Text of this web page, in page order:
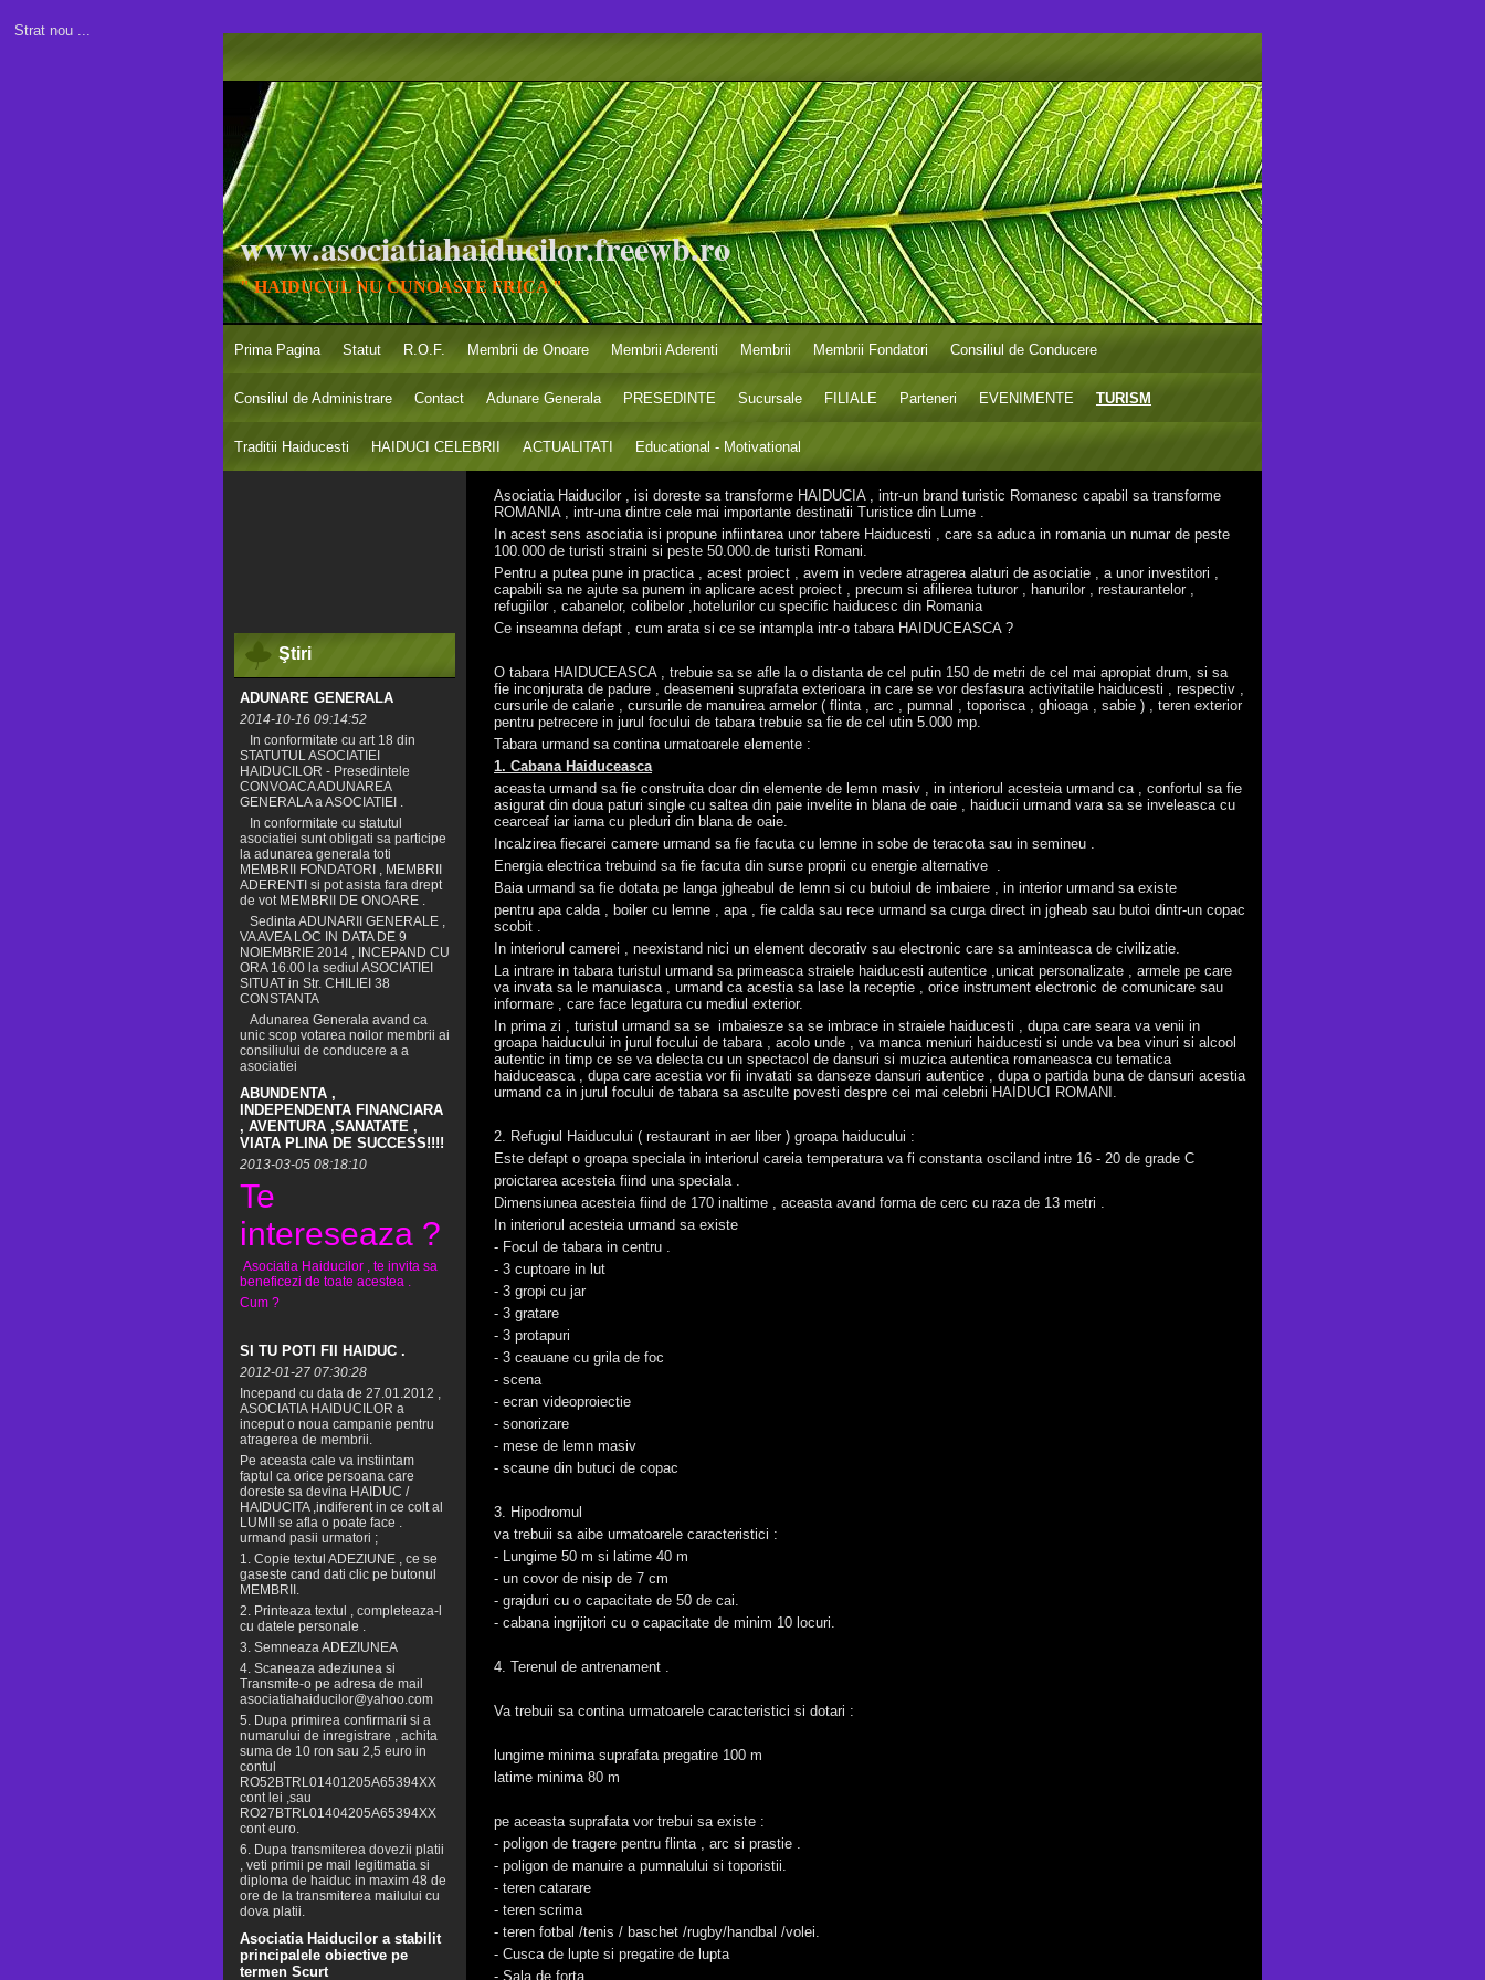
www.asociatiahaiducilor.freewb.ro
" HAIDUCUL NU CUNOASTE FRICA "
Prima Pagina Statut R.O.F. Membrii de Onoare Membrii Aderenti Membrii Membrii Fondatori Consiliul de Conducere
Consiliul de Administrare Contact Adunare Generala PRESEDINTE Sucursale FILIALE Parteneri EVENIMENTE TURISM
Traditii Haiducesti HAIDUCI CELEBRII ACTUALITATI Educational - Motivational
Ştiri
ADUNARE GENERALA
2014-10-16 09:14:52
In conformitate cu art 18 din
STATUTUL ASOCIATIEI
HAIDUCILOR - Presedintele
CONVOACA ADUNAREA
GENERALA a ASOCIATIEI .
In conformitate cu statutul
asociatiei sunt obligati sa participe
la adunarea generala toti
MEMBRII FONDATORI , MEMBRII
ADERENTI si pot asista fara drept
de vot MEMBRII DE ONOARE .
Sedinta ADUNARII GENERALE ,
VA AVEA LOC IN DATA DE 9
NOIEMBRIE 2014 , INCEPAND CU
ORA 16.00 la sediul ASOCIATIEI
SITUAT in Str. CHILIEI 38
CONSTANTA
Adunarea Generala avand ca
unic scop votarea noilor membrii ai
consiliului de conducere a a
asociatiei
ABUNDENTA ,
INDEPENDENTA FINANCIARA
, AVENTURA ,SANATATE ,
VIATA PLINA DE SUCCESS!!!!
2013-03-05 08:18:10
Te
intereseaza ?
Asociatia Haiducilor , te invita sa
beneficezi de toate acestea .
Cum ?
SI TU POTI FII HAIDUC .
2012-01-27 07:30:28
Incepand cu data de 27.01.2012 ,
ASOCIATIA HAIDUCILOR a
inceput o noua campanie pentru
atragerea de membrii.
Pe aceasta cale va instiintam
faptul ca orice persoana care
doreste sa devina HAIDUC /
HAIDUCITA ,indiferent in ce colt al
LUMII se afla o poate face .
urmand pasii urmatori ;
1. Copie textul ADEZIUNE , ce se
gaseste cand dati clic pe butonul
MEMBRII.
2. Printeaza textul , completeaza-l
cu datele personale .
3. Semneaza ADEZIUNEA
4. Scaneaza adeziunea si
Transmite-o pe adresa de mail
asociatiahaiducilor@yahoo.com
5. Dupa primirea confirmarii si a
numarului de inregistrare , achita
suma de 10 ron sau 2,5 euro in
contul
RO52BTRL01401205A65394XX
cont lei ,sau
RO27BTRL01404205A65394XX
cont euro.
6. Dupa transmiterea dovezii platii
, veti primii pe mail legitimatia si
diploma de haiduc in maxim 48 de
ore de la transmiterea mailului cu
dova platii.
Asociatia Haiducilor a stabilit
principalele obiective pe
termen Scurt
Asociatia Haiducilor , isi doreste sa transforme HAIDUCIA , intr-un brand turistic Romanesc capabil sa transforme
ROMANIA , intr-una dintre cele mai importante destinatii Turistice din Lume .
In acest sens asociatia isi propune infiintarea unor tabere Haiducesti , care sa aduca in romania un numar de peste
100.000 de turisti straini si peste 50.000.de turisti Romani.
Pentru a putea pune in practica , acest proiect , avem in vedere atragerea alaturi de asociatie , a unor investitori ,
capabili sa ne ajute sa punem in aplicare acest proiect , precum si afilierea tuturor , hanurilor , restaurantelor ,
refugiilor , cabanelor, colibelor ,hotelurilor cu specific haiducesc din Romania
Ce inseamna defapt , cum arata si ce se intampla intr-o tabara HAIDUCEASCA ?
O tabara HAIDUCEASCA , trebuie sa se afle la o distanta de cel putin 150 de metri de cel mai apropiat drum, si sa
fie inconjurata de padure , deasemeni suprafata exterioara in care se vor desfasura activitatile haiducesti , respectiv ,
cursurile de calarie , cursurile de manuirea armelor ( flinta , arc , pumnal , toporisca , ghioaga , sabie ) , teren exterior
pentru petrecere in jurul focului de tabara trebuie sa fie de cel utin 5.000 mp.
Tabara urmand sa contina urmatoarele elemente :
1. Cabana Haiduceasca
aceasta urmand sa fie construita doar din elemente de lemn masiv , in interiorul acesteia urmand ca , confortul sa fie
asigurat din doua paturi single cu saltea din paie invelite in blana de oaie , haiducii urmand vara sa se inveleasca cu
cearceaf iar iarna cu pleduri din blana de oaie.
Incalzirea fiecarei camere urmand sa fie facuta cu lemne in sobe de teracota sau in semineu .
Energia electrica trebuind sa fie facuta din surse proprii cu energie alternative .
Baia urmand sa fie dotata pe langa jgheabul de lemn si cu butoiul de imbaiere , in interior urmand sa existe
pentru apa calda , boiler cu lemne , apa , fie calda sau rece urmand sa curga direct in jgheab sau butoi dintr-un copac
scobit .
In interiorul camerei , neexistand nici un element decorativ sau electronic care sa aminteasca de civilizatie.
La intrare in tabara turistul urmand sa primeasca straiele haiducesti autentice ,unicat personalizate , armele pe care
va invata sa le manuiasca , urmand ca acestia sa lase la receptie , orice instrument electronic de comunicare sau
informare , care face legatura cu mediul exterior.
In prima zi , turistul urmand sa se imbaiesze sa se imbrace in straiele haiducesti , dupa care seara va venii in
groapa haiducului in jurul focului de tabara , acolo unde , va manca meniuri haiducesti si unde va bea vinuri si alcool
autentic in timp ce se va delecta cu un spectacol de dansuri si muzica autentica romaneasca cu tematica
haiduceasca , dupa care acestia vor fii invatati sa danseze dansuri autentice , dupa o partida buna de dansuri acestia
urmand ca in jurul focului de tabara sa asculte povesti despre cei mai celebrii HAIDUCI ROMANI.
2. Refugiul Haiducului ( restaurant in aer liber ) groapa haiducului :
Este defapt o groapa speciala in interiorul careia temperatura va fi constanta osciland intre 16 - 20 de grade C
proictarea acesteia fiind una speciala .
Dimensiunea acesteia fiind de 170 inaltime , aceasta avand forma de cerc cu raza de 13 metri .
In interiorul acesteia urmand sa existe
- Focul de tabara in centru .
- 3 cuptoare in lut
- 3 gropi cu jar
- 3 gratare
- 3 protapuri
- 3 ceauane cu grila de foc
- scena
- ecran videoproiectie
- sonorizare
- mese de lemn masiv
- scaune din butuci de copac
3. Hipodromul
va trebuii sa aibe urmatoarele caracteristici :
- Lungime 50 m si latime 40 m
- un covor de nisip de 7 cm
- grajduri cu o capacitate de 50 de cai.
- cabana ingrijitori cu o capacitate de minim 10 locuri.
4. Terenul de antrenament .
Va trebuii sa contina urmatoarele caracteristici si dotari :
lungime minima suprafata pregatire 100 m
latime minima 80 m
pe aceasta suprafata vor trebui sa existe :
- poligon de tragere pentru flinta , arc si prastie .
- poligon de manuire a pumnalului si toporistii.
- teren catarare
- teren scrima
- teren fotbal /tenis / baschet /rugby/handbal /volei.
- Cusca de lupte si pregatire de lupta
- Sala de forta
Strat nou ...